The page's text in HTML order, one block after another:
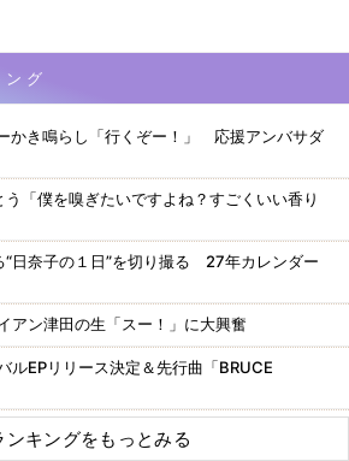
グ
き鳴らし「行くぞー！」 応援アンバサダ
「僕を嗅ぎたいですよね？すごくいい香り
奈子の１日”を切り撮る 27年カレンダー
ン津田の生「スー！」に大興奮
EPリリース決定＆先行曲「BRUCE
ンキングをもっとみる